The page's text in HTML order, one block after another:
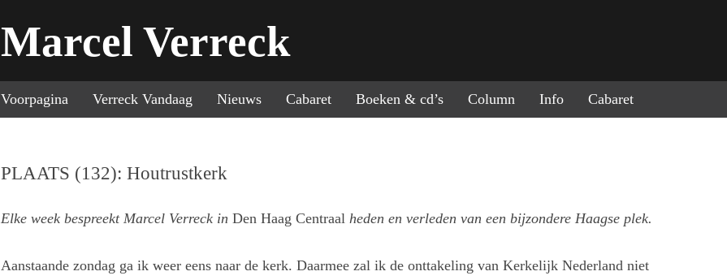
Marcel Verreck
Voorpagina Verreck Vandaag Nieuws Cabaret Boeken & cd’s Column Info Cabaret
PLAATS (132): Houtrustkerk
Elke week bespreekt Marcel Verreck in Den Haag Centraalheden en verleden van een bijzondere Haagse plek.
Aanstaande zondag ga ik weer eens naar de kerk. Daarmee zal ik de onttakeling van Kerkelijk Nederland niet